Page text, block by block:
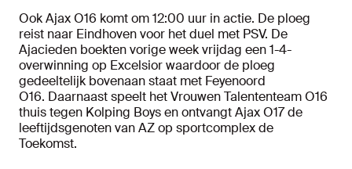
Ook Ajax O16 komt om 12:00 uur in actie. De ploeg
reist naar Eindhoven voor het duel met PSV. De
Ajacieden boekten vorige week vrijdag een 1-4-
overwinning op Excelsior waardoor de ploeg
gedeeltelijk bovenaan staat met Feyenoord
O16. Daarnaast speelt het Vrouwen Talententeam O16
thuis tegen Kolping Boys en ontvangt Ajax O17 de
leeftijdsgenoten van AZ op sportcomplex de
Toekomst.